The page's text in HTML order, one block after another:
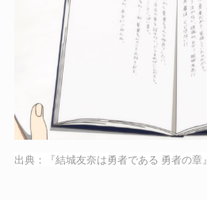
出典：『結城友奈は勇者である 勇者の章』